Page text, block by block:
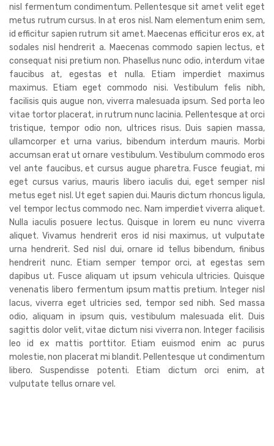
nisl fermentum condimentum. Pellentesque sit amet velit eget
metus rutrum cursus. In at eros nisl. Nam elementum enim sem,
id efficitur sapien rutrum sit amet. Maecenas efficitur eros ex, at
sodales nisl hendrerit a. Maecenas commodo sapien lectus, et
consequat nisi pretium non. Phasellus nunc odio, interdum vitae
faucibus at, egestas et nulla. Etiam imperdiet maximus
maximus. Etiam eget commodo nisi. Vestibulum felis nibh,
facilisis quis augue non, viverra malesuada ipsum. Sed porta leo
vitae tortor placerat, in rutrum nunc lacinia. Pellentesque at orci
tristique, tempor odio non, ultrices risus. Duis sapien massa,
ullamcorper et urna varius, bibendum interdum mauris. Morbi
accumsan erat ut ornare vestibulum. Vestibulum commodo eros
vel ante faucibus, et cursus augue pharetra. Fusce feugiat, mi
eget cursus varius, mauris libero iaculis dui, eget semper nisl
metus eget nisl. Ut eget sapien dui. Mauris dictum rhoncus ligula,
vel tempor lectus commodo nec. Nam imperdiet viverra aliquet.
Nulla iaculis posuere lectus. Quisque in lorem eu nunc viverra
aliquet. Vivamus hendrerit eros id nisi maximus, ut vulputate
urna hendrerit. Sed nisl dui, ornare id tellus bibendum, finibus
hendrerit nunc. Etiam semper tempor orci, at egestas sem
dapibus ut. Fusce aliquam ut ipsum vehicula ultricies. Quisque
venenatis libero fermentum ipsum mattis pretium. Integer nisl
lacus, viverra eget ultricies sed, tempor sed nibh. Sed massa
odio, aliquam in ipsum quis, vestibulum malesuada elit. Duis
sagittis dolor velit, vitae dictum nisi viverra non. Integer facilisis
leo id ex mattis porttitor. Etiam euismod enim ac purus
molestie, non placerat mi blandit. Pellentesque ut condimentum
libero. Suspendisse potenti. Etiam dictum orci enim, at
vulputate tellus ornare vel.